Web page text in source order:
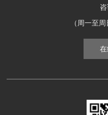
（周一至